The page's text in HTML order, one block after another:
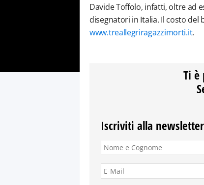
Davide Toffolo, infatti, oltre ad
disegnatori in Italia. Il costo
www.treallegriragazzimorti.it.
Ti
Iscriviti alla newsletter